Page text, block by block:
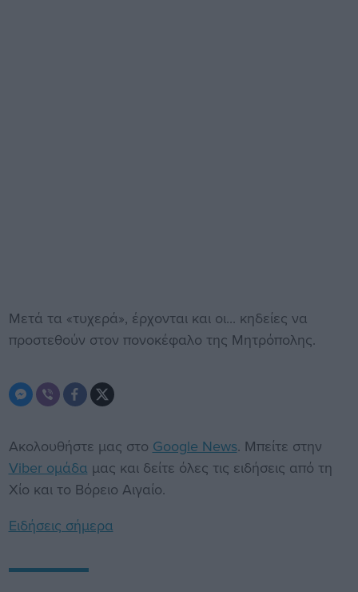
Μετά τα «τυχερά», έρχονται και οι... κηδείες να
προστεθούν στον πονοκέφαλο της Μητρόπολης.
Ακολουθήστε μας στο Google News. Μπείτε στην
Viber ομάδα μας και δείτε όλες τις ειδήσεις από τη
Χίο και το Βόρειο Αιγαίο.
Ειδήσεις σήμερα